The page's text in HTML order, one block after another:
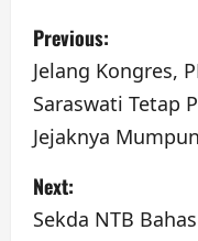
P
o
s
t
n
Previous:
Jelang Kongres,
Saraswati Tetap
Jejaknya
Next:
Sekda NTB